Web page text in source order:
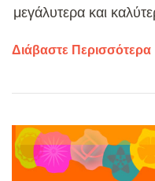
μεγάλυτερα και
Διάβαστε Περισσότερα